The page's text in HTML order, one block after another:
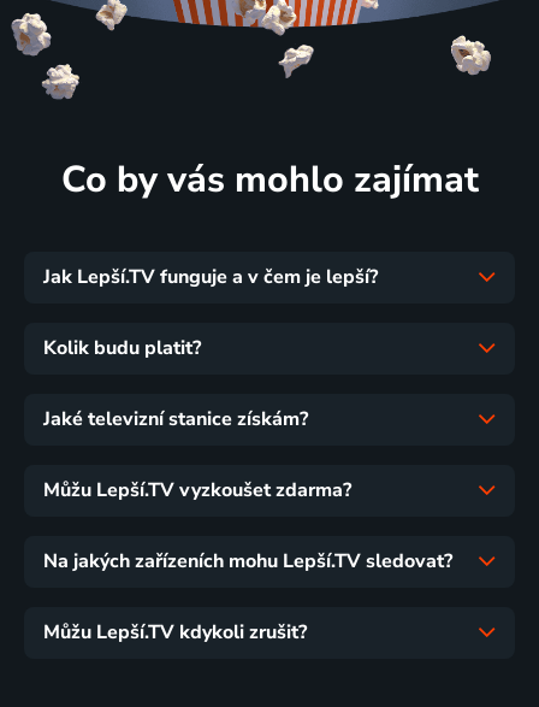
Co by vás mohlo zajímat
Jak Lepší.TV funguje a v čem je lepší?
Kolik budu platit?
Jaké televizní stanice získám?
Můžu Lepší.TV vyzkoušet zdarma?
Na jakých zařízeních mohu Lepší.TV sledovat?
Můžu Lepší.TV kdykoli zrušit?